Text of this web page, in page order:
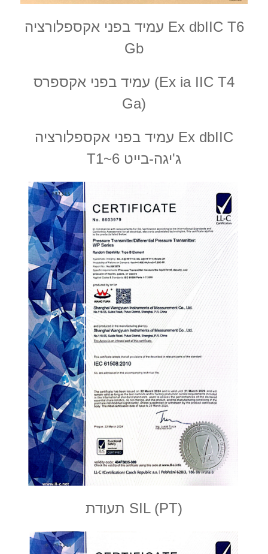
עמיד בפני אקספלורציה Ex dbIIC T6
Gb
עמיד בפני אקספרס (Ex ia IIC T4
Ga)
עמיד בפני אקספלורציה Ex dbIIC
T1~6 ג'יגה-בייט
תעודת SIL (PT)